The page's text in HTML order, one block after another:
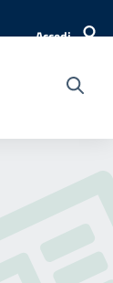
Accedi